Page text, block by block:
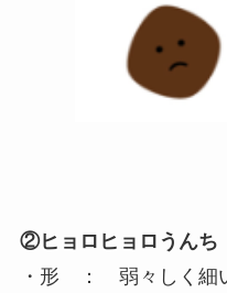
②ヒョロヒョロうんち
・形 ： 弱々しく細